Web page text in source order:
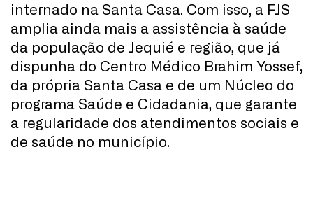
internado na Santa Casa. Com isso, a FJS
amplia ainda mais a assistência à saúde
da população de Jequié e região, que já
dispunha do Centro Médico Brahim Yossef,
da própria Santa Casa e de um Núcleo do
programa Saúde e Cidadania, que garante
a regularidade dos atendimentos sociais e
de saúde no município.